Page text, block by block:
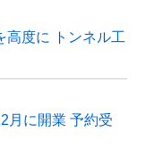
高度に トンネル工
月に開業 予約受